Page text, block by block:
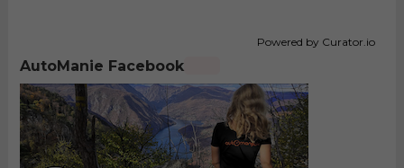
Powered by Curator.io
AutoManie Facebook